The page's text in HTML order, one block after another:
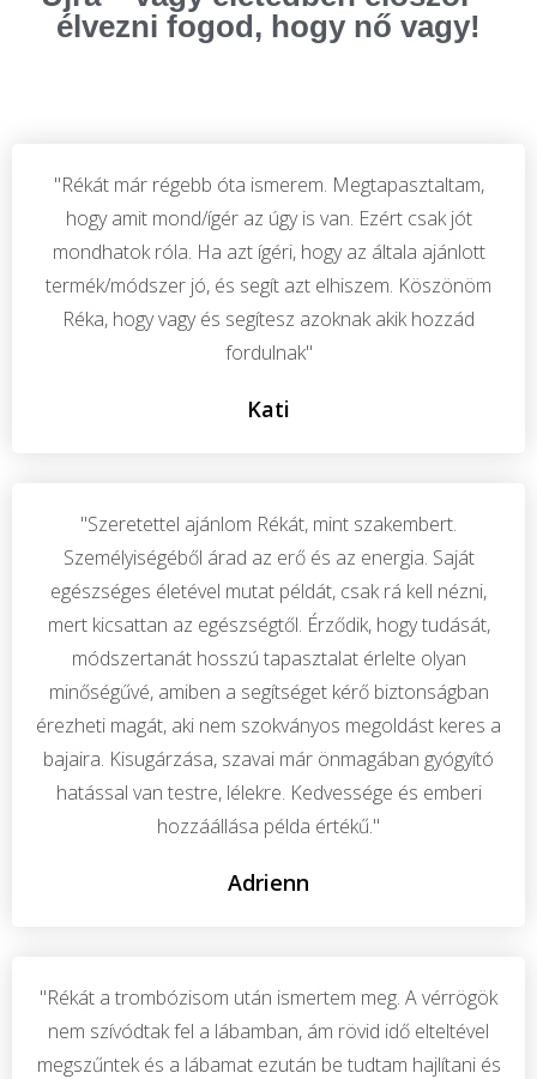
élvezni fogod, hogy nő vagy!
"Rékát már régebb óta ismerem. Megtapasztaltam,
hogy amit mond/ígér az úgy is van. Ezért csak jót
mondhatok róla. Ha azt ígéri, hogy az általa ajánlott
termék/módszer jó, és segít azt elhiszem. Köszönöm
Réka, hogy vagy és segítesz azoknak akik hozzád
fordulnak"
Kati
"Szeretettel ajánlom Rékát, mint szakembert.
Személyiségéből árad az erő és az energia. Saját
egészséges életével mutat példát, csak rá kell nézni,
mert kicsattan az egészségtől. Érződik, hogy tudását,
módszertanát hosszú tapasztalat érlelte olyan
minőségűvé, amiben a segítséget kérő biztonságban
érezheti magát, aki nem szokványos megoldást keres a
bajaira. Kisugárzása, szavai már önmagában gyógyító
hatással van testre, lélekre. Kedvessége és emberi
hozzáállása példa értékű."
Adrienn
"Rékát a trombózisom után ismertem meg. A vérrögök
nem szívódtak fel a lábamban, ám rövid idő elteltével
megszűntek és a lábamat ezután be tudtam hajlítani és